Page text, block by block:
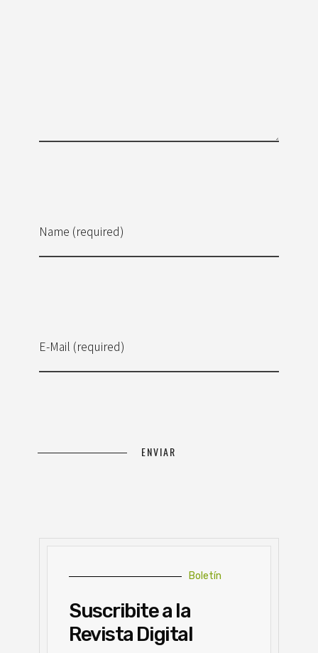
Name (required)
E-Mail (required)
Boletín
Suscribite a la
Revista Digital